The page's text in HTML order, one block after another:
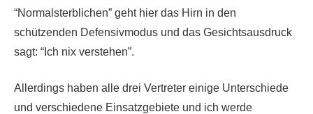
“Normalsterblichen” geht hier das Hirn in den
schützenden Defensivmodus und das Gesichtsausdruck
sagt: “Ich nix verstehen”.
Allerdings haben alle drei Vertreter einige Unterschiede
und verschiedene Einsatzgebiete und ich werde